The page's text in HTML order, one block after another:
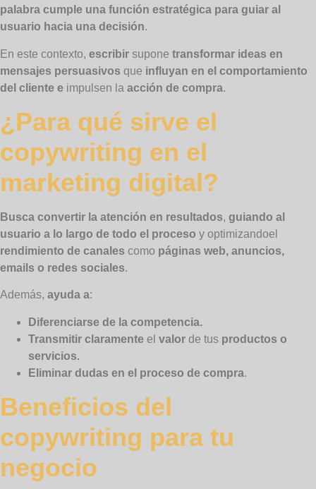
palabra cumple una función estratégica para guiar al
usuario hacia una decisión.
En este contexto, escribir supone transformar ideas en
mensajes persuasivos que influyan en el comportamiento
del cliente e impulsen la acción de compra.
¿Para qué sirve el
copywriting en el
marketing digital?
Busca convertir la atención en resultados, guiando al
usuario a lo largo de todo el proceso y optimizandoel
rendimiento de canales como páginas web, anuncios,
emails o redes sociales.
Además, ayuda a:
Diferenciarse de la competencia.
Transmitir claramente el valor de tus productos o
servicios.
Eliminar dudas en el proceso de compra.
Beneficios del
copywriting para tu
negocio